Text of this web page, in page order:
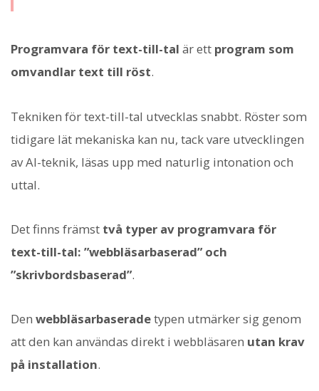
Programvara för text-till-tal är ett program som
omvandlar text till röst.
Tekniken för text-till-tal utvecklas snabbt. Röster som
tidigare lät mekaniska kan nu, tack vare utvecklingen
av AI-teknik, läsas upp med naturlig intonation och
uttal.
Det finns främst två typer av programvara för
text-till-tal: ”webbläsarbaserad” och
”skrivbordsbaserad”.
Den webbläsarbaseradetypen utmärker sig genom
att den kan användas direkt i webbläsaren utan krav
på installation.